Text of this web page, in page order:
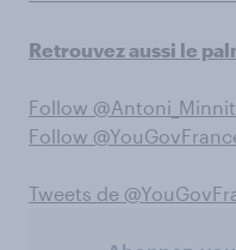
Retrouvez aussi le
Follow
Follow
Tweets de